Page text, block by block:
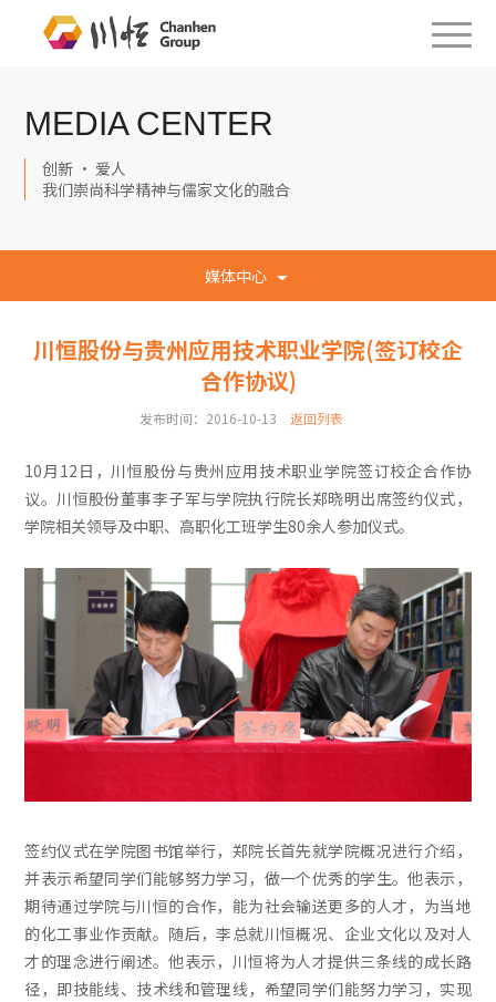
MEDIA CENTER
创新 · 爱人
我们崇尚科学精神与儒家文化的融合
媒体中心
川恒股份与贵州应用技术职业学院(签订校企
合作协议)
发布时间：2016-10-13 返回列表
10月12日，川恒股份与贵州应用技术职业学院签订校企合作协
议。川恒股份董事李子军与学院执行院长郑晓明出席签约仪式，
学院相关领导及中职、高职化工班学生80余人参加仪式。
签约仪式在学院图书馆举行，郑院长首先就学院概况进行介绍，
并表示希望同学们能够努力学习，做一个优秀的学生。他表示，
期待通过学院与川恒的合作，能为社会输送更多的人才，为当地
的化工事业作贡献。随后，李总就川恒概况、企业文化以及对人
才的理念进行阐述。他表示，川恒将为人才提供三条线的成长路
径，即技能线、技术线和管理线，希望同学们能努力学习，实现